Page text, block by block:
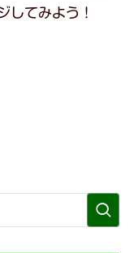
してみよう！